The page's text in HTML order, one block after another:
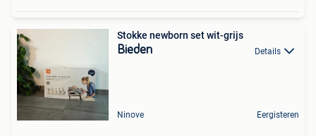
Stokke newborn set wit-grijs
Bieden Details
Ninove Eergisteren